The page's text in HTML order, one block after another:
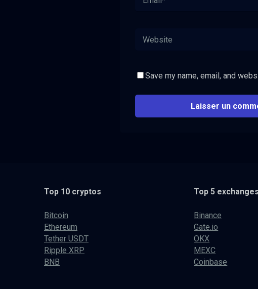
Save my name, email, and
Top 10 cryptos
Bitcoin
Ethereum
Tether USDT
Ripple XRP
BNB
Top 5 exchanges
Binance
Gate.io
OKX
MEXC
Coinbase